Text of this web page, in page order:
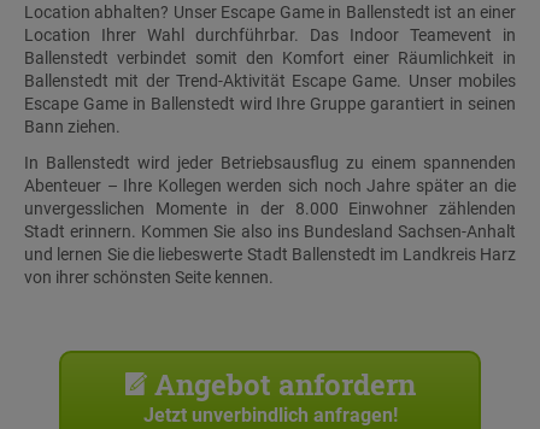
Location abhalten? Unser Escape Game in Ballenstedt ist an einer
Location Ihrer Wahl durchführbar. Das Indoor Teamevent in
Ballenstedt verbindet somit den Komfort einer Räumlichkeit in
Ballenstedt mit der Trend-Aktivität Escape Game. Unser mobiles
Escape Game in Ballenstedt wird Ihre Gruppe garantiert in seinen
Bann ziehen.
In Ballenstedt wird jeder Betriebsausflug zu einem spannenden
Abenteuer – Ihre Kollegen werden sich noch Jahre später an die
unvergesslichen Momente in der 8.000 Einwohner zählenden
Stadt erinnern. Kommen Sie also ins Bundesland Sachsen-Anhalt
und lernen Sie die liebeswerte Stadt Ballenstedt im Landkreis Harz
von ihrer schönsten Seite kennen.
Angebot anfordern
Jetzt unverbindlich anfragen!